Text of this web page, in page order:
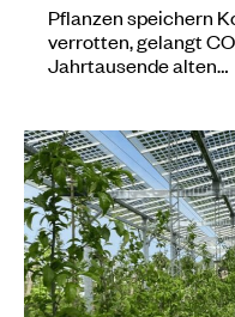
Pflanzen speichern
verrotten, gelangt
Jahrtausende alten…